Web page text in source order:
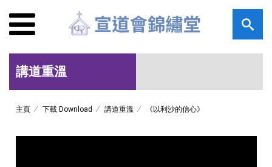
講道重溫
主頁 下載 Download 講道重溫 《以利沙的信心》